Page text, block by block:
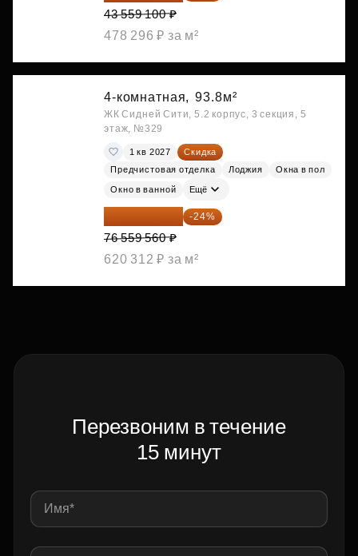
43 559 100 ₽
478 296 ₽ за м²
4-комнатная, 93.8м²
ЖК Сидней Сити, 5.2 корпус, 3 секция, 5
этаж, №329
1 кв 2027
Скидка
Предчистовая отделка
Лоджия Окна в пол
Окно в ванной Ещё
58 185 266 ₽ -24%
76 559 560 ₽
620 312 ₽ за м²
Перезвоним в течение
15 минут